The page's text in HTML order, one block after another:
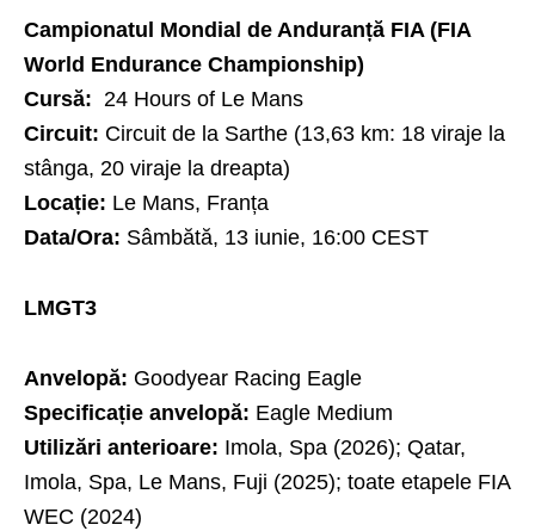
Campionatul Mondial de Anduranță FIA (FIA
World Endurance Championship)
Cursă: 24 Hours of Le Mans
Circuit: Circuit de la Sarthe (13,63 km: 18 viraje la
stânga, 20 viraje la dreapta)
Locație: Le Mans, Franța
Data/Ora: Sâmbătă, 13 iunie, 16:00 CEST
LMGT3
Anvelopă: Goodyear Racing Eagle
Specificație anvelopă: Eagle Medium
Utilizări anterioare: Imola, Spa (2026); Qatar,
Imola, Spa, Le Mans, Fuji (2025); toate etapele FIA
WEC (2024)